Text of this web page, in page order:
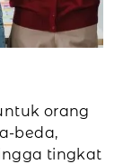
orang
beda,
tingkat